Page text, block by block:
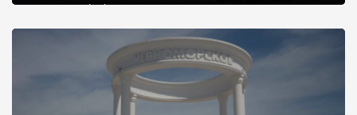
запрошую відвідати це